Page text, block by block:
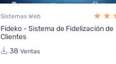
Sistemas Web
Fideko - Sistema de Fidelización de
Clientes
38 Ventas